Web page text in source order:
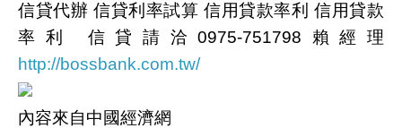
信貸代辦 信貸利率試算 信用貸款率利 信用貸款
率利 信貸請洽0975-751798賴經理
http://bossbank.com.tw/
內容來自中國經濟網